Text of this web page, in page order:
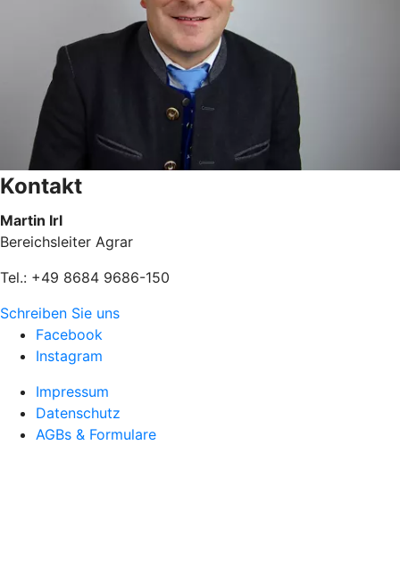
Kontakt
Martin Irl
Bereichsleiter Agrar
Tel.: +49 8684 9686-150
Schreiben Sie uns
Facebook
Instagram
Impressum
Datenschutz
AGBs & Formulare